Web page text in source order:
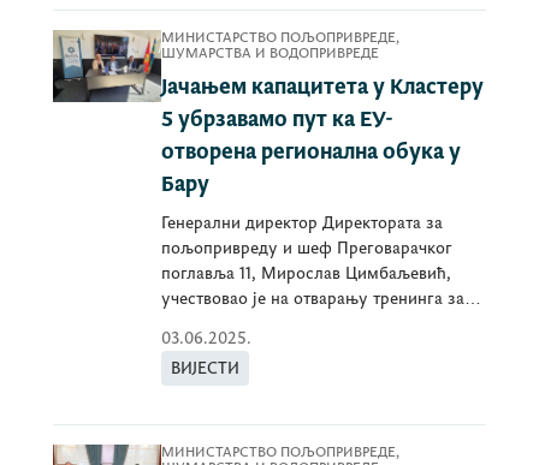
МИНИСТАРСТВО ПОЉОПРИВРЕДЕ,
ШУМАРСТВА И ВОДОПРИВРЕДЕ
Јачањем капацитета у Кластеру
5 убрзавамо пут ка ЕУ-
отворена регионална обука у
Бару
Генерални директор Директората за
пољопривреду и шеф Преговарачког
поглавља 11, Мирослав Цимбаљевић,
учествовао је на отварању тренинга за
03.06.2025.
ВИЈЕСТИ
МИНИСТАРСТВО ПОЉОПРИВРЕДЕ,